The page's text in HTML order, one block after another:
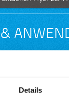
Details